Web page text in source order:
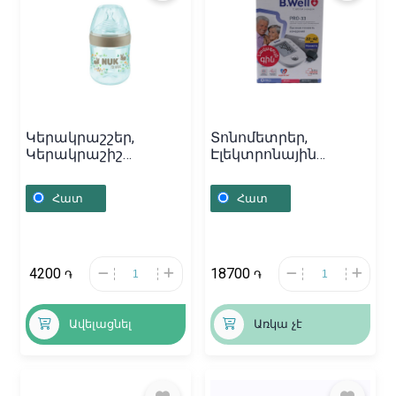
Կերակրաշշեր,
Կերակրաշիշ
Գերմանիա
Հատ
4200 ֏
Ավելացնել
Տոնոմետրեր,
Էլեկտրոնային
Չինաստան
Հատ
18700 ֏
Առկա չէ